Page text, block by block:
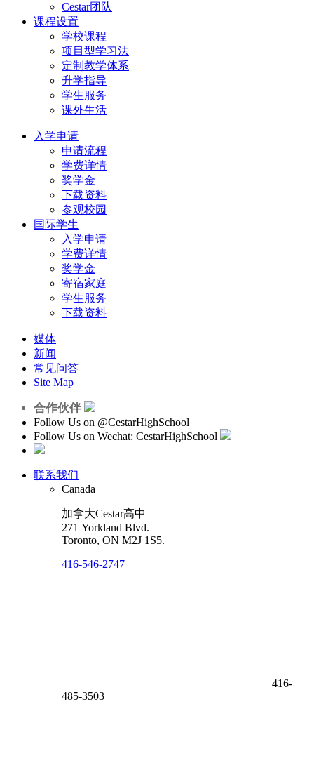
Cestar团队
课程设置
学校课程
项目型学习法
定制教学体系
升学指导
学生服务
课外生活
入学申请
申请流程
学费详情
奖学金
下载资料
参观校园
国际学生
入学申请
学费详情
奖学金
寄宿家庭
学生服务
下载资料
媒体
新闻
常见问答
Site Map
合作伙伴
Follow Us on @CestarHighSchool
Follow Us on Wechat: CestarHighSchool
联系我们
Canada
加拿大Cestar高中
271 Yorkland Blvd.
Toronto, ON M2J 1S5.
416-546-2747
416-
485-3503